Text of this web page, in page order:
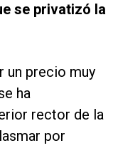
se privatizó la
un precio muy
ha
rector de la
por